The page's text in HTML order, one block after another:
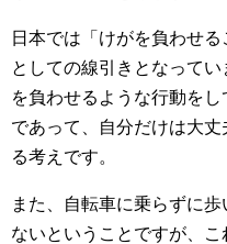
日本では「けがを負わせ
としての線引きとなって
を負わせるような行動を
であって、自分だけは大
る考えです。
また、自転車に乗らずに
ないということですが、